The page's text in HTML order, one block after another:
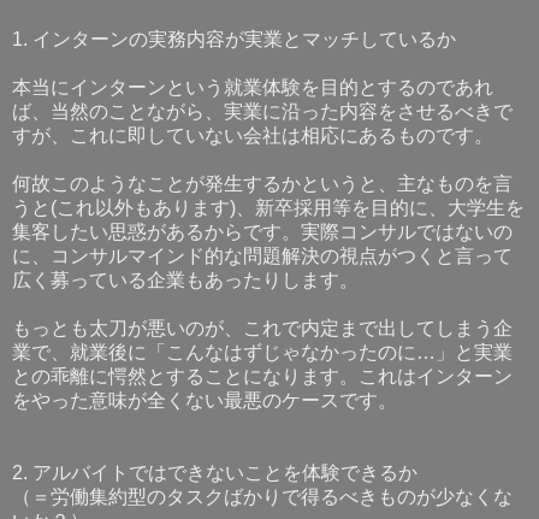
1. インターンの実務内容が実業とマッチしているか
本当にインターンという就業体験を目的とするのであれ
ば、当然のことながら、実業に沿った内容をさせるべきで
すが、これに即していない会社は相応にあるものです。
何故このようなことが発生するかというと、主なものを言
うと(これ以外もあります)、新卒採用等を目的に、大学生を
集客したい思惑があるからです。実際コンサルではないの
に、コンサルマインド的な問題解決の視点がつくと言って
広く募っている企業もあったりします。
もっとも太刀が悪いのが、これで内定まで出してしまう企
業で、就業後に「こんなはずじゃなかったのに…」と実業
との乖離に愕然とすることになります。これはインターン
をやった意味が全くない最悪のケースです。
2. アルバイトではできないことを体験できるか
（＝労働集約型のタスクばかりで得るべきものが少なくな